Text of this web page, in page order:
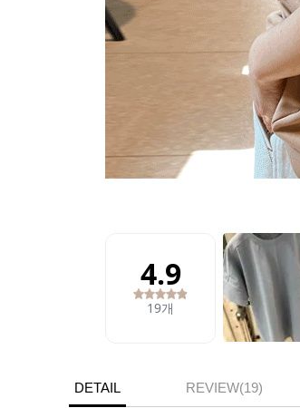
DETAIL REVIEW(19)